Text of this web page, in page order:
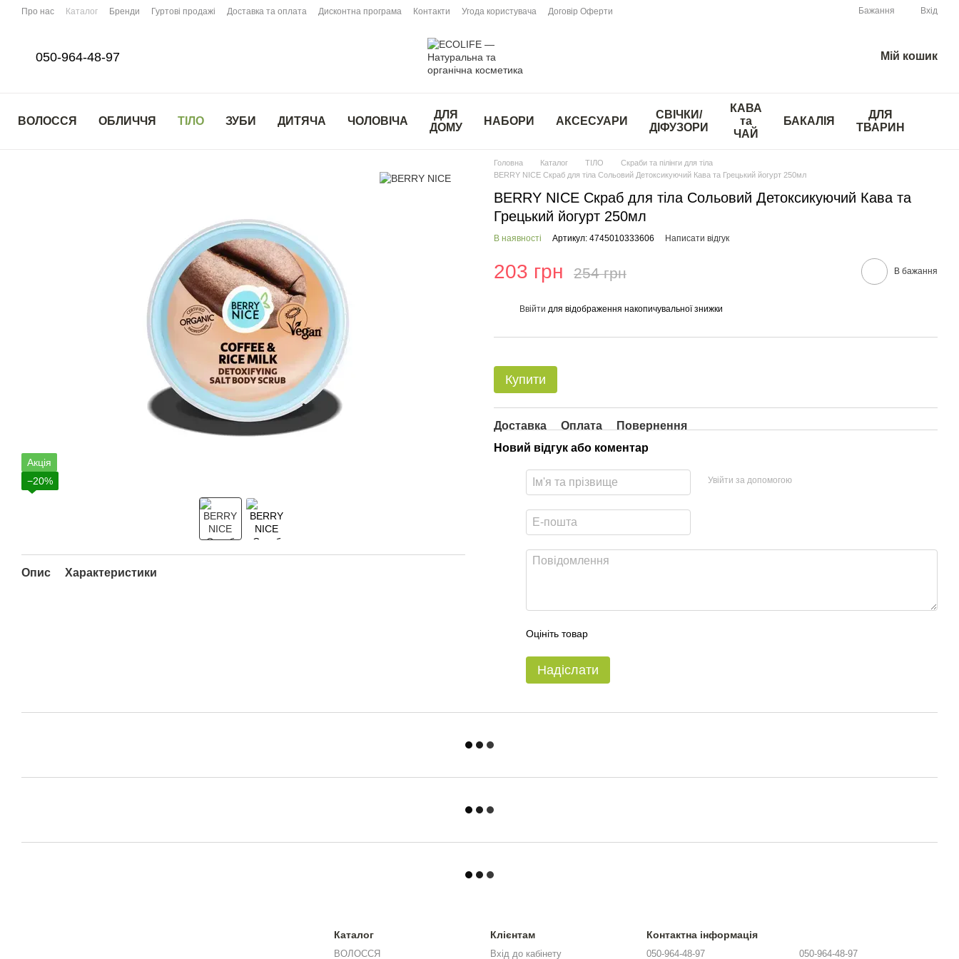
Перейти до основного контенту
Про нас Каталог Бренди Гуртові продажі Доставка та оплата Дисконтна програма Контакти Угода користувача Договір Оферти Бажання Вхід
050-964-48-97 Мій кошик
ВОЛОССЯ ОБЛИЧЧЯ ТІЛО ЗУБИ ДИТЯЧА ЧОЛОВІЧА
ДЛЯ
ДОМУ
НАБОРИ АКСЕСУАРИ
СВІЧКИ/
ДІФУЗОРИ
КАВА
та
ЧАЙ
БАКАЛІЯ
ДЛЯ
ТВАРИН
Акція
−20%
Опис Характеристики
Головна Каталог ТІЛО
Скраби та пілінги для тіла
BERRY NICE Скраб для тіла Сольовий Детоксикуючий Кава та Грецький йогурт 250мл
BERRY NICE Скраб для тіла Сольовий Детоксикуючий Кава та
Грецький йогурт 250мл
В наявності Артикул: 4745010333606 Написати відгук
203 грн 254 грн В бажання
Ввійти для відображення накопичувальної знижки
Купити
Доставка Оплата
Повернення
Новий відгук або коментар
Увійти за допомогою
Оцініть товар
Надіслати
Каталог
ВОЛОССЯ
Клієнтам
Вхід до кабінету
Контактна інформація
050-964-48-97 050-964-48-97